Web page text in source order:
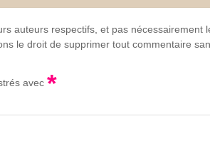
auteurs respectifs, et pas
le droit de supprimer tout commentaire
avec *